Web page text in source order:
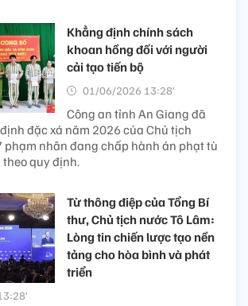
Khẳng định chính sách
khoan hồng đối với người
cải tạo tiến bộ
01/06/2026 13:28’
Công an tỉnh An Giang đã
đặc xá năm 2026 của Chủ tịch
phạm nhân đang chấp hành án phạt tù
quy định.
Từ thông điệp của Tổng Bí
thư, Chủ tịch nước Tô Lâm:
Lòng tin chiến lược tạo nền
tảng cho hòa bình và phát
triển